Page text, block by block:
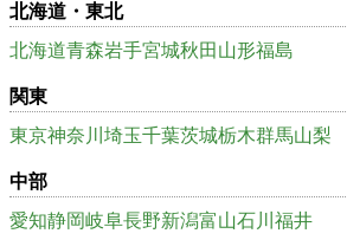
北海道・東北
北海道青森岩手宮城秋田 山形福島
関東
東京神奈川 埼玉千葉茨城栃木群馬山梨
中部
愛知静岡岐阜長野新潟富山石川 福井